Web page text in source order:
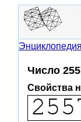
Число
Свойства